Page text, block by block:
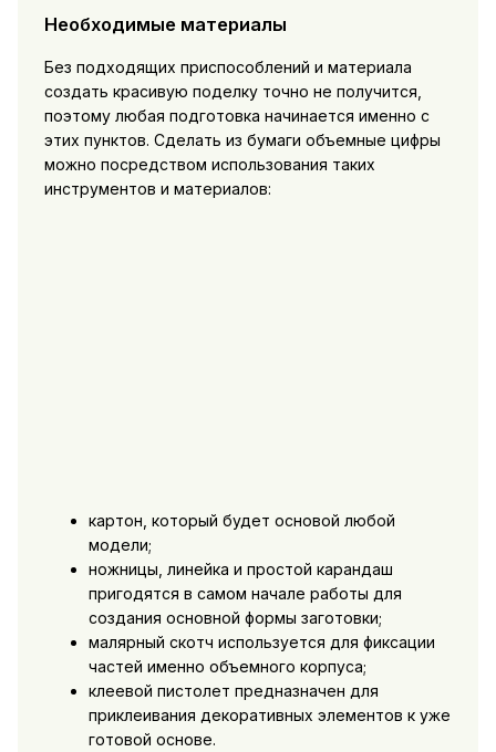
Необходимые материалы
Без подходящих приспособлений и материала
создать красивую поделку точно не получится,
поэтому любая подготовка начинается именно с
этих пунктов. Сделать из бумаги объемные цифры
можно посредством использования таких
инструментов и материалов:
картон, который будет основой любой
модели;
ножницы, линейка и простой карандаш
пригодятся в самом начале работы для
создания основной формы заготовки;
малярный скотч используется для фиксации
частей именно объемного корпуса;
клеевой пистолет предназначен для
приклеивания декоративных элементов к уже
готовой основе.